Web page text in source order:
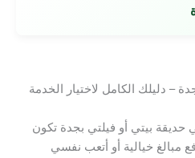
دليلك الكامل لاختيار الخدمة
بيتي أو فيلتي بجدة تكون
مبالغ خيالية أو أتعب نفسي